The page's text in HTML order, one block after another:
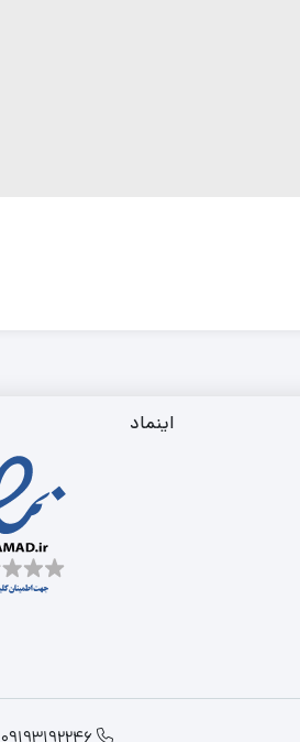
اینماد
09193192246